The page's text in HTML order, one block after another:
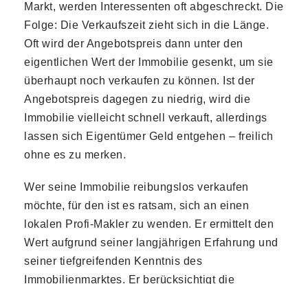
Markt, werden Interessenten oft abgeschreckt. Die
Folge: Die Verkaufszeit zieht sich in die Länge.
Oft wird der Angebotspreis dann unter den
eigentlichen Wert der Immobilie gesenkt, um sie
überhaupt noch verkaufen zu können. Ist der
Angebotspreis dagegen zu niedrig, wird die
Immobilie vielleicht schnell verkauft, allerdings
lassen sich Eigentümer Geld entgehen – freilich
ohne es zu merken.
Wer seine Immobilie reibungslos verkaufen
möchte, für den ist es ratsam, sich an einen
lokalen Profi-Makler zu wenden. Er ermittelt den
Wert aufgrund seiner langjährigen Erfahrung und
seiner tiefgreifenden Kenntnis des
Immobilienmarktes. Er berücksichtigt die